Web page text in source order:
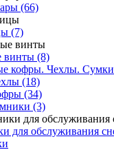
(66)
(7)
винты (8)
кофры. Чехлы.
(18)
(34)
(3)
для обслуживания